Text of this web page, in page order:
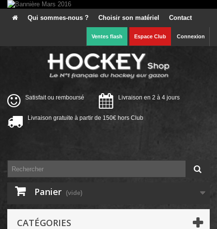
Qui sommes-nous ? Choisir son matériel Contact
Ventes flash Espace Club Connexion
Satisfait ou remboursé Livraison en 2 à 4 jours
Livraison gratuite à partir de 150€ hors Club
Panier (vide)
CATÉGORIES